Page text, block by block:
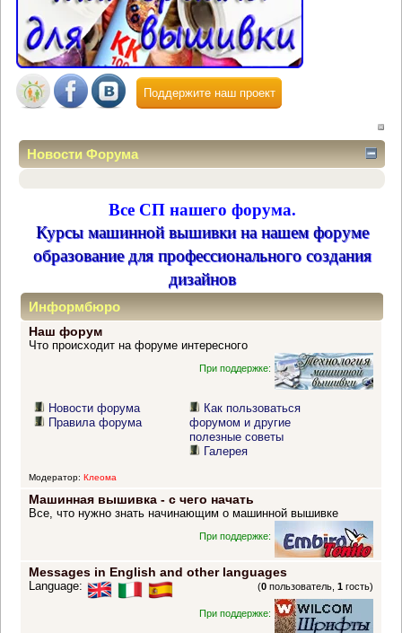
Поддержите наш проект
Новости Форума
Все СП нашего форума.
Курсы машинной вышивки на нашем форуме
образование для профессионального создания
дизайнов
Информбюро
Наш форум
Что происходит на форуме интересного
При поддержке:
Новости форума
Правила форума
Как пользоваться
форумом и другие
полезные советы
Галерея
Модератор: Клеома
Машинная вышивка - с чего начать
Все, что нужно знать начинающим о машинной вышивке
При поддержке:
Messages in English and other languages
(0 пользователь,1 гость)
Language:
При поддержке: